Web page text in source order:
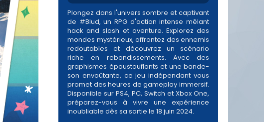
Plongez dans l'univers sombre et captivant
de #Blud, un RPG d'action intense mêlant
hack and slash et aventure. Explorez des
mondes mystérieux, affrontez des ennemis
redoutables et découvrez un scénario
riche en rebondissements. Avec des
graphismes époustouflants et une bande-
son envoûtante, ce jeu indépendant vous
promet des heures de gameplay immersif.
Disponible sur PS4, PC, Switch et Xbox One,
préparez-vous à vivre une expérience
inoubliable dès sa sortie le 18 juin 2024.